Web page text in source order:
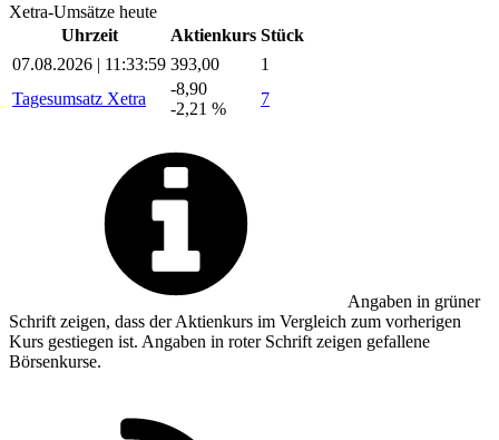
Xetra-Umsätze heute
Uhrzeit
Aktienkurs Stück
07.08.2026 | 11:33:59 393,00
1
Tagesumsatz Xetra
-8,90
-2,21 %
7
Angaben in grüner
Schrift zeigen, dass der Aktienkurs im Vergleich zum vorherigen
Kurs gestiegen ist. Angaben in roterSchrift zeigen gefallene
Börsenkurse.